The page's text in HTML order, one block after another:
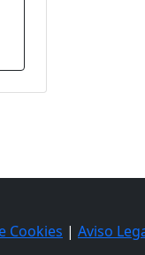
Cookies | Aviso